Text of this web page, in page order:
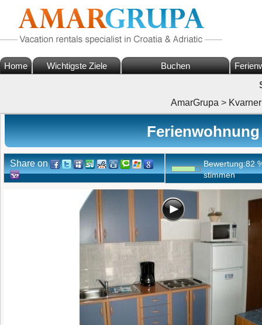
Home Wichtigste Ziele Buchen
AmarGrupa > Kvarner
Share on Bewertung:82
stimmen